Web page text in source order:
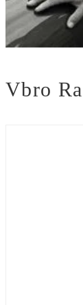
Vbro